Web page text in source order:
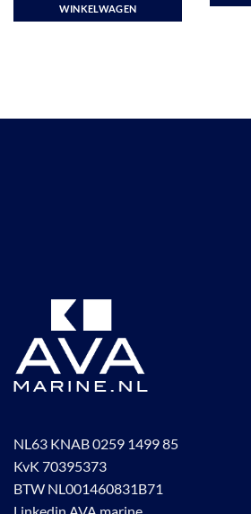
WINKELWAGEN
NL63 KNAB 0259 1499 85
KvK 70395373
BTW NL001460831B71